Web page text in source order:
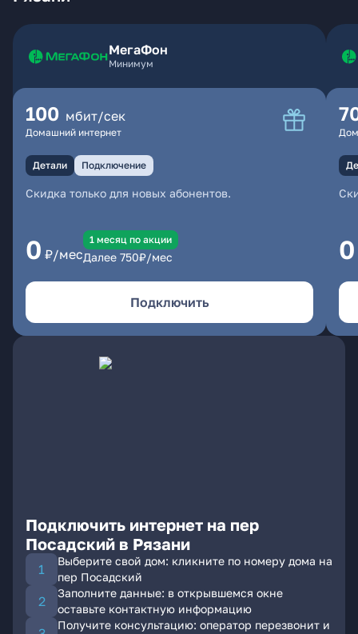
МегаФон
Минимум
100 мбит/сек
Домашний интернет
Детали Подключение
Скидка только для новых абонентов.
0 ₽/мес
1 месяц по акции
Далее 750₽/мес
Подключить
0
Подключить интернет на пер
Посадский в Рязани
Выберите свой дом: кликните по номеру дома на
пер Посадский
Заполните данные: в открывшемся окне
оставьте контактную информацию
Получите консультацию: оператор перезвонит и